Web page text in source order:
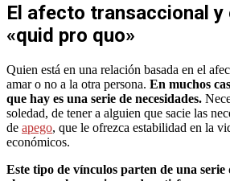
El afecto transaccional y
«quid pro quo»
Quien está en una relación basada en el
amar o no a la otra persona. En muchos
que hay es una serie de necesidades.
soledad, de tener a alguien que sacie las
de apego, que le ofrezca estabilidad en la
económicos.
Este tipo de vínculos parten de una serie